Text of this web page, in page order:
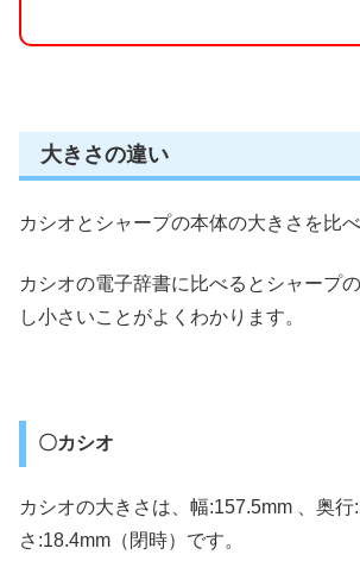
大きさの違い
カシオとシャープの本体の大きさを比べ
カシオの電子辞書に比べるとシャープ
し小さいことがよくわかります。
〇カシオ
カシオの大きさは、幅:157.5mm 、奥行
さ:18.4mm（閉時）です。